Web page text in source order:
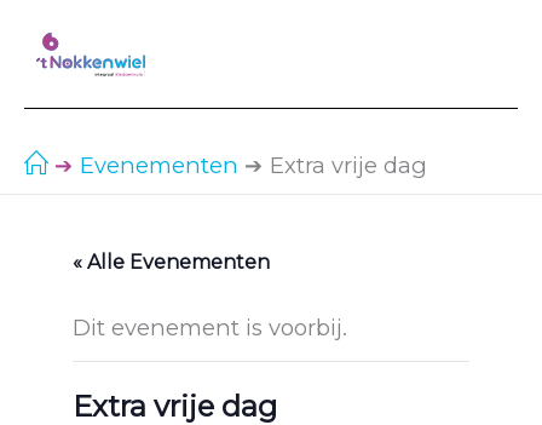
naar
Evenementen
Extra vrije dag
« Alle Evenementen
Dit evenement is voorbij.
Extra vrije dag